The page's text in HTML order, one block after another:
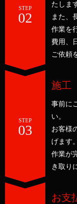
STEP
02
たしま
また、
作業を
費用、
ご依頼
STEP
03
施工
事前に
い。
お客様
げます。
作業が
き取り
お支